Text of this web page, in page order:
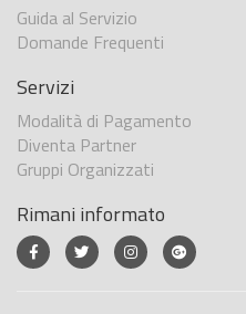
Guida al Servizio
Domande Frequenti
Servizi
Modalità di Pagamento
Diventa Partner
Gruppi Organizzati
Rimani informato